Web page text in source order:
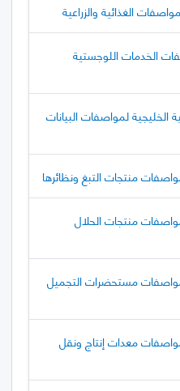
الغذائية والزراعية
الخدمات اللوجستية
الخليجية لمواصفات البيانات
منتجات التبغ ونظائرها
منتجات الحلال
لمواصفات مستحضرات التجميل
معدات إنتاج ونقل